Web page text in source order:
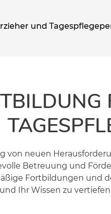
und
von neuen
Betreuung und
Fortbildungen und
Ihr Wissen zu